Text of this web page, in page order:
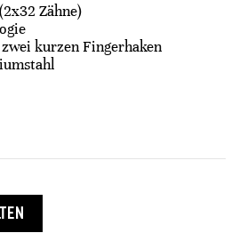
Zähne)
kurzen Fingerhaken